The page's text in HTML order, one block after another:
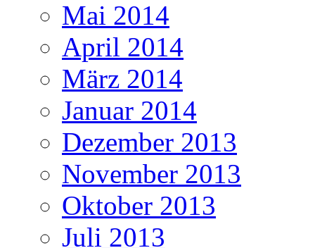
Mai 2014
April 2014
März 2014
Januar 2014
Dezember 2013
November 2013
Oktober 2013
Juli 2013